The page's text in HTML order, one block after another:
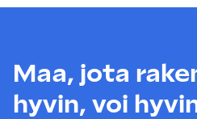
Maa, jota
hyvin, voi